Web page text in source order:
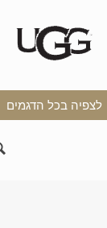
לצפיה בכל הדגמים